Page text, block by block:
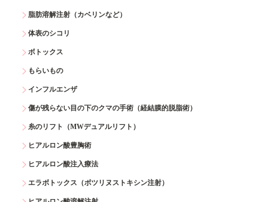
脂肪溶解注射（カベリンなど）
体表のシコリ
ボトックス
もらいもの
インフルエンザ
傷が残らない目の下のクマの手術（経結膜的脱脂術）
糸のリフト（MWデュアルリフト）
ヒアルロン酸豊胸術
ヒアルロン酸注入療法
エラボトックス（ボツリヌストキシン注射）